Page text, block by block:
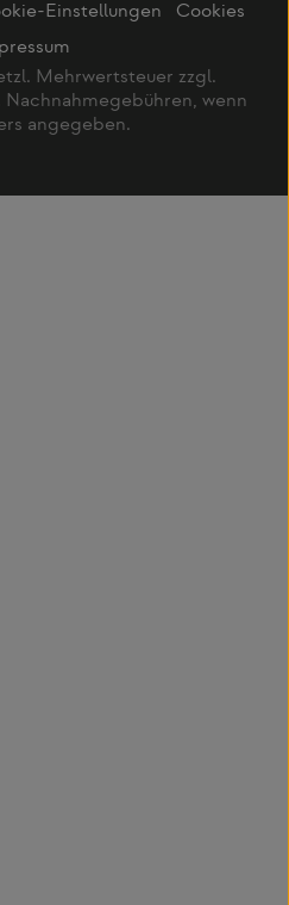
Einstellungen
Cookies
Mehrwertsteuer zzgl.
Nachnahmegebühren, wenn
angegeben.